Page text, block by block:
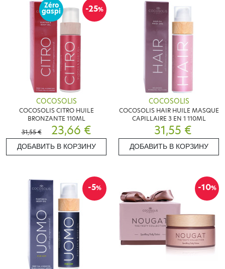
-25%
Zéro
gaspi
COCOSOLIS
COCOSOLIS CITRO HUILE
BRONZANTE 110ML
31,55 €
23,66 €
ДОБАВИТЬ В КОРЗИНУ
COCOSOLIS
COCOSOLIS HAIR HUILE MASQUE
CAPILLAIRE 3 EN 1 110ML
31,55 €
ДОБАВИТЬ В КОРЗИНУ
-5% -10%